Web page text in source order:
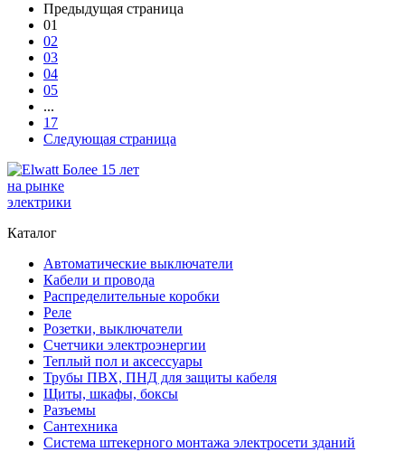
Предыдущая страница
01
02
03
04
05
...
17
Следующая страница
Более 15 лет
на рынке
электрики
Каталог
Автоматические выключатели
Кабели и провода
Распределительные коробки
Реле
Розетки, выключатели
Счетчики электроэнергии
Теплый пол и аксессуары
Трубы ПВХ, ПНД для защиты кабеля
Щиты, шкафы, боксы
Разъемы
Сантехника
Система штекерного монтажа электросети зданий